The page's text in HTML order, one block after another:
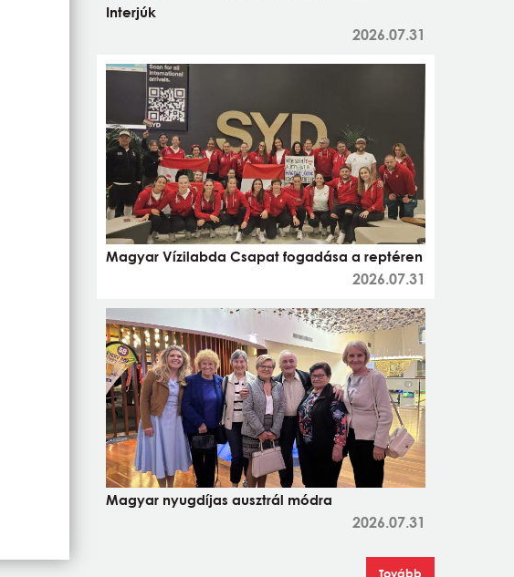
Interjúk
2026.07.31
Magyar Vízilabda Csapat fogadása a reptéren
2026.07.31
Magyar nyugdíjas ausztrál módra
2026.07.31
Tovább